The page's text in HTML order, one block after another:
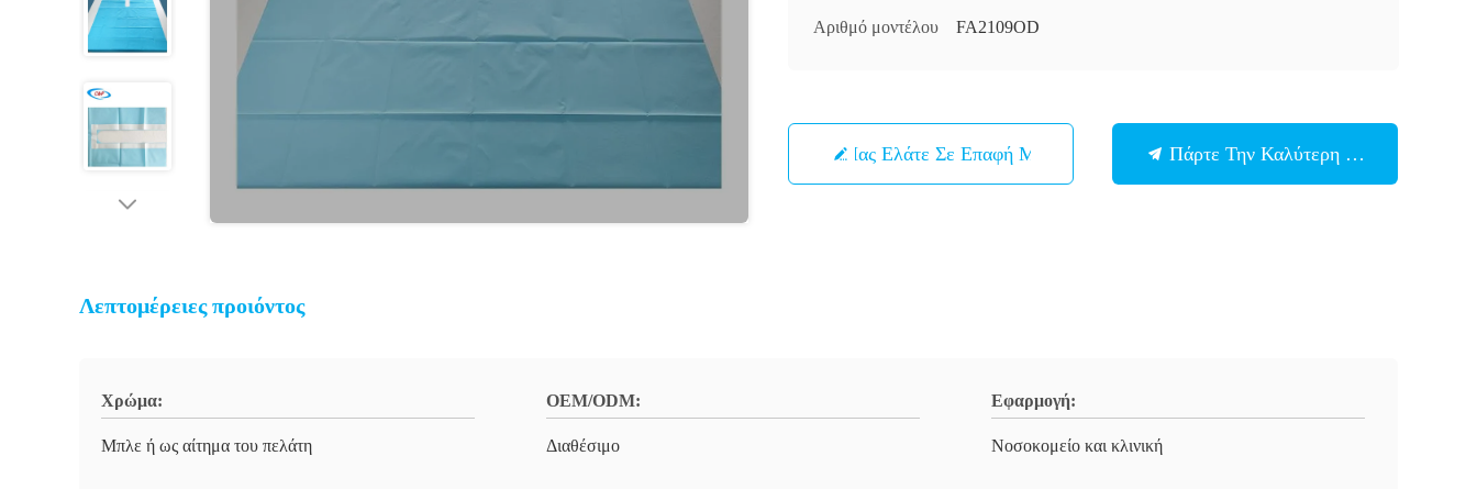
Αριθμό μοντέλου FA2109OD
Μας Ελάτε Σε Επαφή Με Πάρτε Την Καλύτερη Τιμή
Λεπτομέρειες προιόντος
Χρώμα:
Μπλε ή ως αίτημα του πελάτη
OEM/ODM:
Διαθέσιμο
Εφαρμογή:
Νοσοκομείο και κλινική